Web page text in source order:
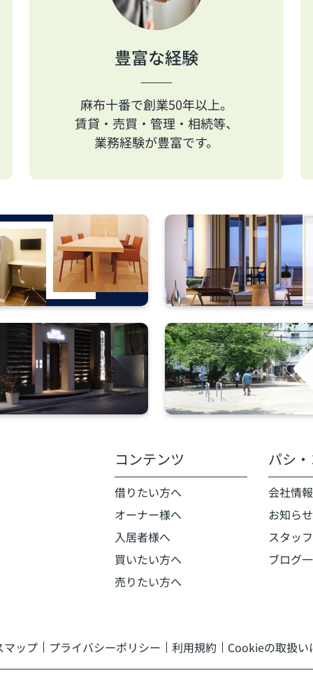
豊富な経験
麻布十番で創業50年以上。
賃貸・売買・管理・相続等、
業務経験が豊富です。
コンテンツ
借りたい方へ
オーナー様へ
入居者様へ
買いたい方へ
売りたい方へ
パシ
会社情報
お知らせ
スタッ
ブログ
マップ プライバシーポリシー 利用規約 Cookieの取扱い